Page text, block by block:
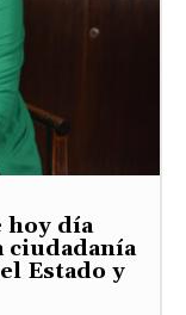
hoy día
ciudadanía
Estado y